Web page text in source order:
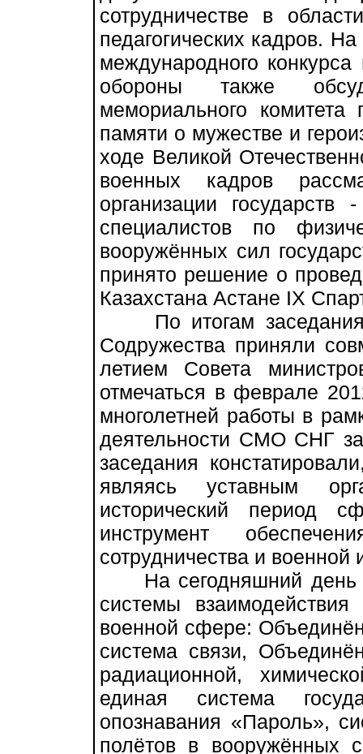
сотрудничестве в
педагогических кадров.
международного
обороны также
мемориального
памяти о мужестве и
ходе Великой
военных кадров
организации
специалистов по
вооружённых сил
принято решение о
Казахстана Астане IX
По итогам заседания
Содружества приняли
летием Совета
отмечаться в феврале
многолетней работы в
деятельности СМО СНГ за
заседания
являясь уставным
исторический период
инструмент
сотрудничества и военной
На сегодняшний день
системы
военной сфере:
система связи,
радиационной,
единая система
опознавания «Пароль»,
полётов в вооружённых